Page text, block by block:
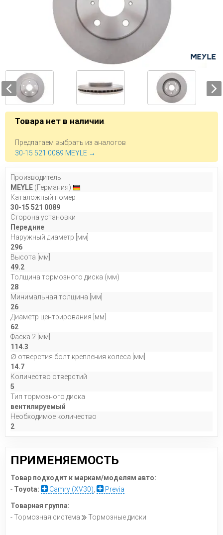
Товара нет в наличии
Предлагаем выбрать из аналогов
30-15 521 0089 MEYLE →
Производитель
MEYLE (Германия)
Каталожный номер
30-15 521 0089
Сторона установки
Передние
Наружный диаметр [мм]
296
Высота [мм]
49.2
Толщина тормозного диска (мм)
28
Минимальная толщина [мм]
26
Диаметр центрирования [мм]
62
Фаска 2 [мм]
114.3
∅ отверстия болт крепления колеса [мм]
14.7
Количество отверстий
5
Тип тормозного диска
вентилируемый
Необходимое количество
2
ПРИМЕНЯЕМОСТЬ
Товар подходит к маркам/моделям авто:
- Toyota: Camry (XV30) Previa
Товарная группа:
- Тормозная система
Тормозные диски